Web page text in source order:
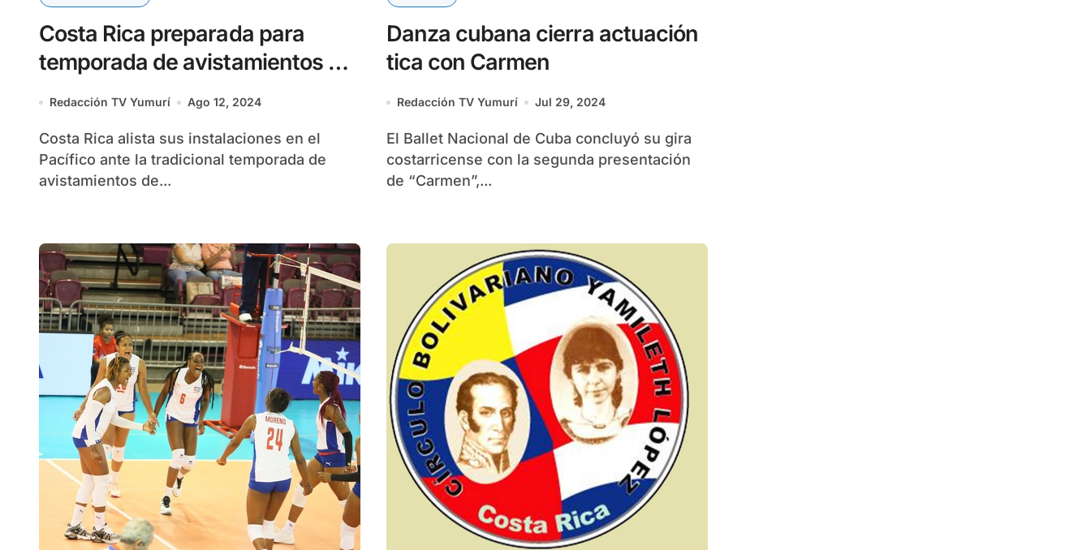
Costa Rica preparada para
temporada de avistamientos de
ballenas
Redacción TV Yumurí Ago 12, 2024
Costa Rica alista sus instalaciones en el
Pacífico ante la tradicional temporada de
avistamientos de...
Danza cubana cierra actuación
tica con Carmen
Redacción TV Yumurí Jul 29, 2024
El Ballet Nacional de Cuba concluyó su gira
costarricense con la segunda presentación
de “Carmen”,...